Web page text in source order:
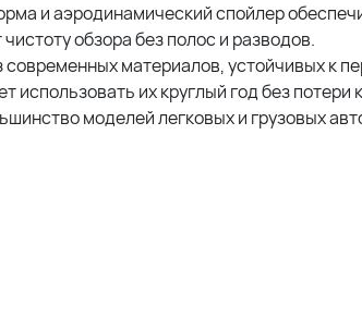
и аэродинамический спойлер
обзора без полос и разводов.
материалов, устойчивых к
их круглый год без потери
моделей легковых и грузовых